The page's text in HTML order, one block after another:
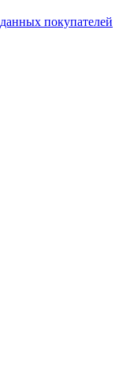
покупателей